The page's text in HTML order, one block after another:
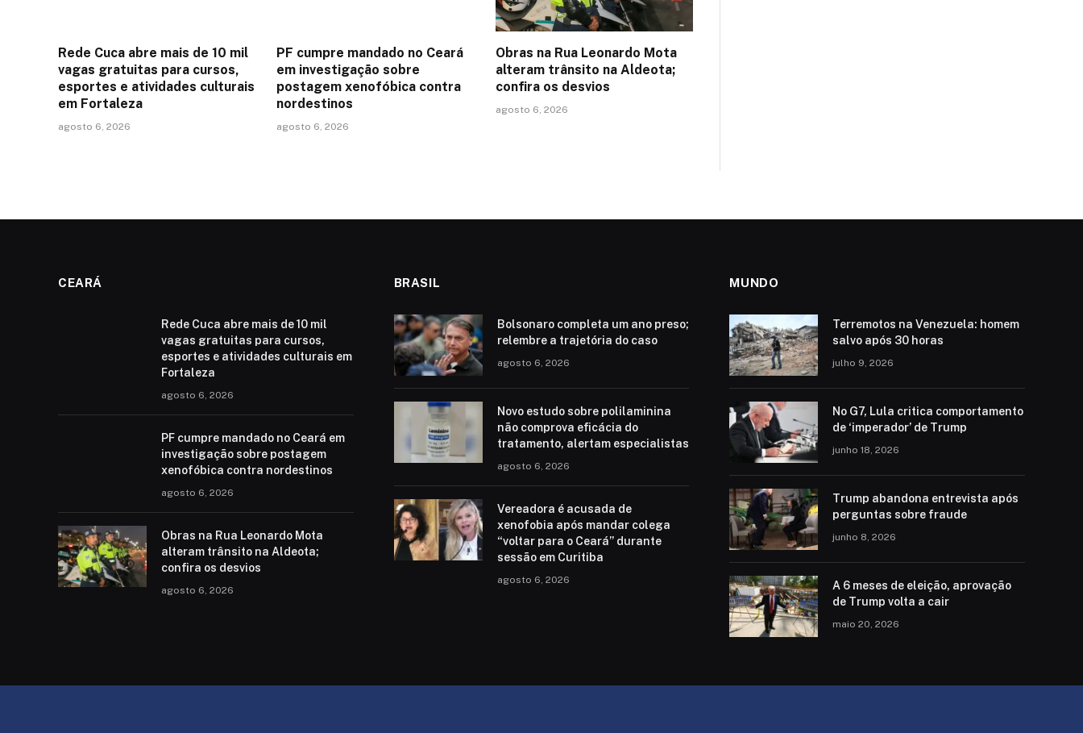
Rede Cuca abre mais de 10 mil
vagas gratuitas para cursos,
esportes e atividades culturais
em Fortaleza
agosto 6, 2026
PF cumpre mandado no Ceará
em investigação sobre
postagem xenofóbica contra
nordestinos
agosto 6, 2026
Obras na Rua Leonardo Mota
alteram trânsito na Aldeota;
confira os desvios
agosto 6, 2026
CEARÁ
Rede Cuca abre mais de 10 mil
vagas gratuitas para cursos,
esportes e atividades culturais em
Fortaleza
agosto 6, 2026
PF cumpre mandado no Ceará em
investigação sobre postagem
xenofóbica contra nordestinos
agosto 6, 2026
Obras na Rua Leonardo Mota
alteram trânsito na Aldeota;
confira os desvios
agosto 6, 2026
BRASIL
Bolsonaro completa um ano preso;
relembre a trajetória do caso
agosto 6, 2026
Novo estudo sobre polilaminina
não comprova eficácia do
tratamento, alertam especialistas
agosto 6, 2026
Vereadora é acusada de
xenofobia após mandar colega
“voltar para o Ceará” durante
sessão em Curitiba
agosto 6, 2026
MUNDO
Terremotos na Venezuela: homem
salvo após 30 horas
julho 9, 2026
No G7, Lula critica comportamento
de ‘imperador’ de Trump
junho 18, 2026
Trump abandona entrevista após
perguntas sobre fraude
junho 8, 2026
A 6 meses de eleição, aprovação
de Trump volta a cair
maio 20, 2026